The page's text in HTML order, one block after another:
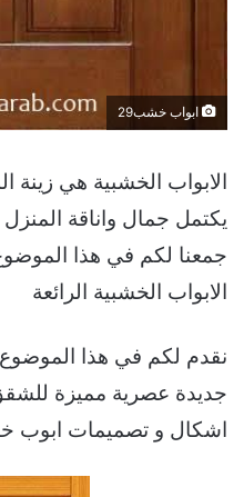
ابواب خشب29
الابواب الخشبية هي زينة
يكتمل جمال واناقة
جمعنا لكم في هذا
الابواب الخشبية الرائعة
نقدم لكم في هذا
جديدة عصرية مميزة
اشكال و تصميمات ابوب